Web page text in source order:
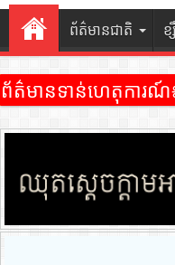
ព័ត៌មានជាតិ ខ្
ព័ត៌មានទាន់ហេតុការណ៍